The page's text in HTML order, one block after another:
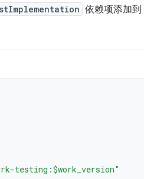
依赖项添加到
testing:$work_version"